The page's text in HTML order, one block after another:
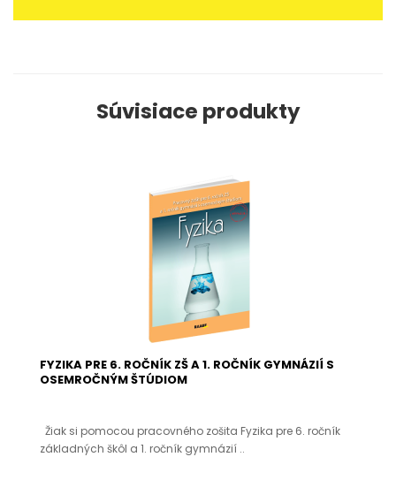
Súvisiace produkty
FYZIKA PRE 6. ROČNÍK ZŠ A 1. ROČNÍK GYMNÁZIÍ S
OSEMROČNÝM ŠTÚDIOM
Žiak si pomocou pracovného zošita Fyzika pre 6. ročník
základných škôl a 1. ročník gymnázií ..